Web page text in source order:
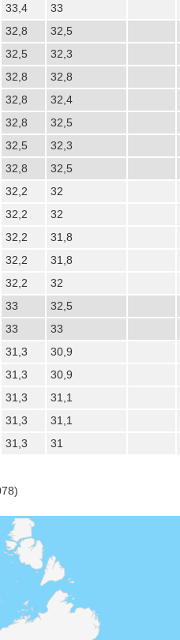
33,4 33
32,8
32,5
32,5
32,3
32,8
32,8
32,8
32,4
32,8
32,5
32,5
32,3
32,8 32,5
32,2
32
32,2
32
32,2
31,8
32,2
31,8
32,2 32
33
32,5
33 33
31,3
30,9
31,3
30,9
31,3
31,1
31,3
31,1
31,3 31